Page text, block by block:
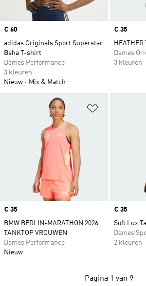
Price
€ 60
adidas Originals Sport Superstar
Beha T-shirt
Dames Performance
3 kleuren
Nieuw
Mix & Match
Price
€ 35
HEATHER
Dames
3 kleuren
Op
Price
€ 35
BMW BERLIN-MARATHON 2026
TANKTOP VROUWEN
Dames Performance
Nieuw
Price
€ 35
Soft Lux
Dames
2 kleuren
Pagina 1 van 9